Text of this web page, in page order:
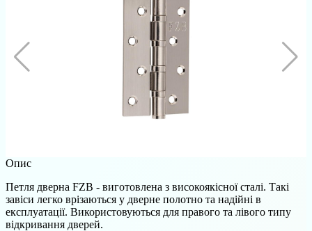
Опис
Петля дверна FZB - виготовлена з високоякісної сталі. Такі
завіси легко врізаються у дверне полотно та надійні в
експлуатації. Використовуються для правого та лівого типу
відкривання дверей.